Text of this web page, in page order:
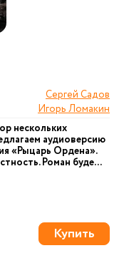
Сергей Садов
Игорь Ломакин
нескольких
аудиоверсию
«Рыцарь Ордена».
Роман буде...
Купить